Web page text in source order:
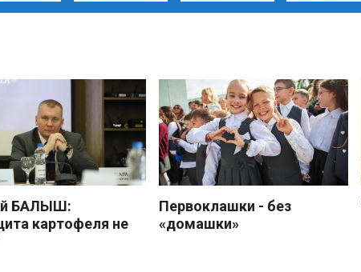
БАЛЫШ:
картофеля не
Первоклашки - без
«домашки»